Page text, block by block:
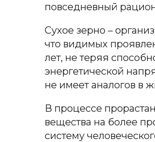
повседневный
Сухое зерно –
что видимых
лет, не теряя
энергетической
не имеет аналогов в
В процессе
вещества на более
систему